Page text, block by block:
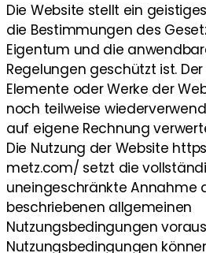
Die Website stellt ein
die Bestimmungen des
Eigentum und die
Regelungen geschützt ist.
Elemente oder Werke der
noch teilweise
auf eigene Rechnung
Die Nutzung der Website
metz.com/ setzt die
uneingeschränkte Annahme
beschriebenen allgemeinen
Nutzungsbedingungen
Nutzungsbedingungen